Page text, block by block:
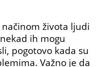
života ljudi
ih mogu
pogotovo kada su
Važno je da